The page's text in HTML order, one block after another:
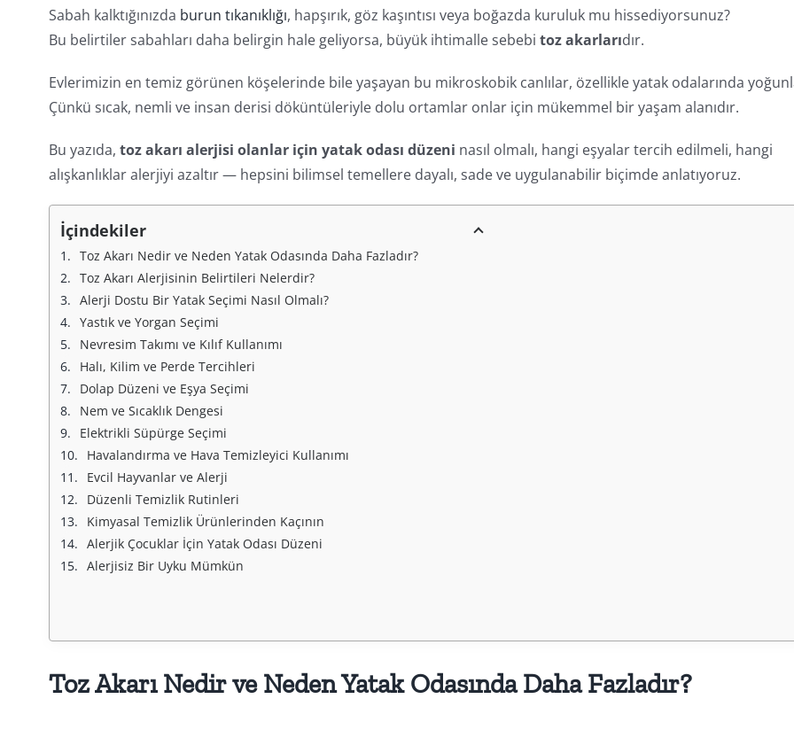
Sabah kalktığınızda burun tıkanıklığı, hapşırık, göz kaşıntısı veya boğazda kuruluk mu hissediyorsunuz?
Bu belirtiler sabahları daha belirgin hale geliyorsa, büyük ihtimalle sebebitoz akarlarıdır.
Evlerimizin en temiz görünen köşelerinde bile yaşayan bu mikroskobik canlılar, özellikle yatak odalarında
Çünkü sıcak, nemli ve insan derisi döküntüleriyle dolu ortamlar onlar için mükemmel bir yaşam alanıdır.
Bu yazıda,toz akarı alerjisi olanlar için yatak odası düzeni nasıl olmalı, hangi eşyalar tercih edilmeli, hangi
alışkanlıklar alerjiyi azaltır — hepsini bilimsel temellere dayalı, sade ve uygulanabilir biçimde anlatıyoruz.
İçindekiler
Toz Akarı Nedir ve Neden Yatak Odasında Daha Fazladır?
Toz Akarı Alerjisinin Belirtileri Nelerdir?
Alerji Dostu Bir Yatak Seçimi Nasıl Olmalı?
Yastık ve Yorgan Seçimi
Nevresim Takımı ve Kılıf Kullanımı
Halı, Kilim ve Perde Tercihleri
Dolap Düzeni ve Eşya Seçimi
Nem ve Sıcaklık Dengesi
Elektrikli Süpürge Seçimi
Havalandırma ve Hava Temizleyici Kullanımı
Evcil Hayvanlar ve Alerji
Düzenli Temizlik Rutinleri
Kimyasal Temizlik Ürünlerinden Kaçının
Alerjik Çocuklar İçin Yatak Odası Düzeni
Alerjisiz Bir Uyku Mümkün
Toz Akarı Nedir ve Neden Yatak Odasında Daha Fazladır?